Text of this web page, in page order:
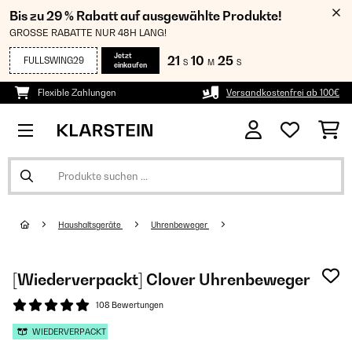
Bis zu 29 % Rabatt auf ausgewählte Produkte!
GROSSE RABATTE NUR 48H LANG!
FULLSWING29
Jetzt
einkaufen
21 S 10 M 25 S
Flexible Zahlungen Versandkostenfrei ab 100€
Haushaltsgeräte Uhrenbeweger
[Wiederverpackt] Clover Uhrenbeweger
108 Bewertungen
WIEDERVERPACKT